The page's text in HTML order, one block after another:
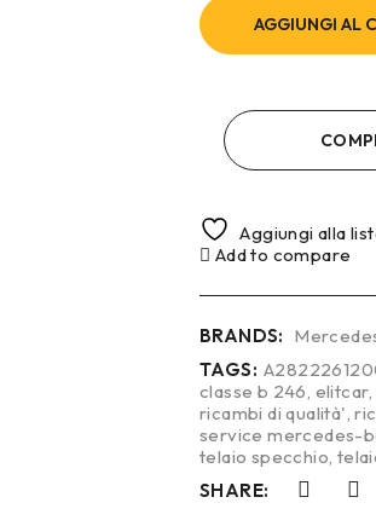
AGGIUNGI AL
Aggiungi alla
Add to compare
BRANDS:
TAGS:
classe b 246, elitcar
ricambi di qualità',
service mercedes-
telaio specchio,
SHARE: